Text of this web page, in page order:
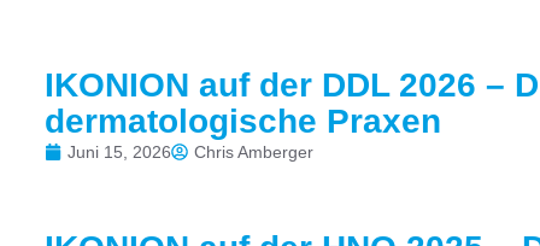
IKONION auf der DDL 2026 –
dermatologische Praxen
Juni 15, 2026 Chris Amberger